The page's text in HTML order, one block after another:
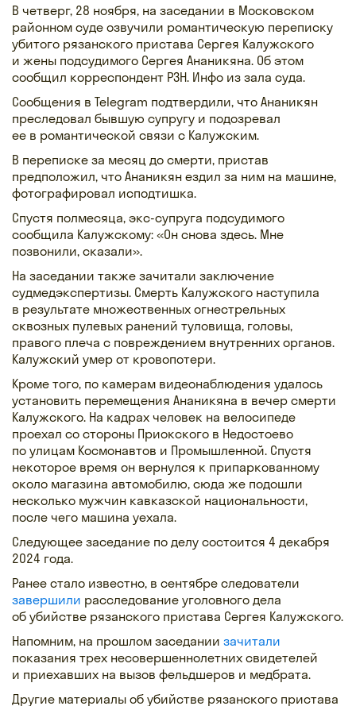
В четверг, 28 ноября, на заседании в Московском
районном суде озвучили романтическую переписку
убитого рязанского пристава Сергея Калужского
и жены подсудимого Сергея Ананикяна. Об этом
сообщил корреспондент РЗН. Инфо из зала суда.
Сообщения в Telegram подтвердили, что Ананикян
преследовал бывшую супругу и подозревал
ее в романтической связи с Калужским.
В переписке за месяц до смерти, пристав
предположил, что Ананикян ездил за ним на машине,
фотографировал исподтишка.
Спустя полмесяца, экс-супруга подсудимого
сообщила Калужскому: «Он снова здесь. Мне
позвонили, сказали».
На заседании также зачитали заключение
судмедэкспертизы. Смерть Калужского наступила
в результате множественных огнестрельных
сквозных пулевых ранений туловища, головы,
правого плеча с повреждением внутренних органов.
Калужский умер от кровопотери.
Кроме того, по камерам видеонаблюдения удалось
установить перемещения Ананикяна в вечер смерти
Калужского. На кадрах человек на велосипеде
проехал со стороны Приокского в Недостоево
по улицам Космонавтов и Промышленной. Спустя
некоторое время он вернулся к припаркованному
около магазина автомобилю, сюда же подошли
несколько мужчин кавказской национальности,
после чего машина уехала.
Следующее заседание по делу состоится 4 декабря
2024 года.
Ранее стало известно, в сентябре следователи
завершили расследование уголовного дела
об убийстве рязанского пристава Сергея Калужского.
Напомним, на прошлом заседании зачитали
показания трех несовершеннолетних свидетелей
и приехавших на вызов фельдшеров и медбрата.
Другие материалы об убийстве рязанского пристава